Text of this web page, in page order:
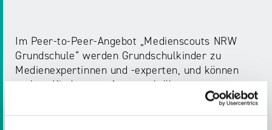
Im Peer-to-Peer-Angebot „Medienscouts NRW
Grundschule“ werden Grundschulkinder zu
Medienexpertinnen und -experten, und können
andere Kinder zum Austausch über